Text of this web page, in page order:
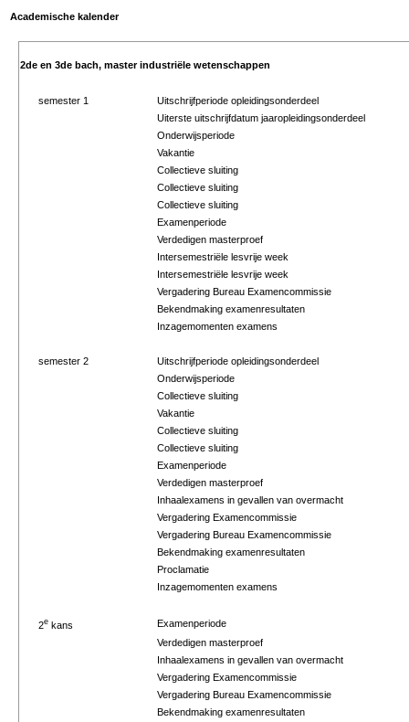
Academische kalender
2de en 3de bach, master industriële wetenschappen
semester 1
Uitschrijfperiode opleidingsonderdeel
Uiterste uitschrijfdatum jaaropleidingsonderdeel
Onderwijsperiode
Vakantie
Collectieve sluiting
Collectieve sluiting
Collectieve sluiting
Examenperiode
Verdedigen masterproef
Intersemestriële lesvrije week
Intersemestriële lesvrije week
Vergadering Bureau Examencommissie
Bekendmaking examenresultaten
Inzagemomenten examens
semester 2
Uitschrijfperiode opleidingsonderdeel
Onderwijsperiode
Collectieve sluiting
Vakantie
Collectieve sluiting
Collectieve sluiting
Examenperiode
Verdedigen masterproef
Inhaalexamens in gevallen van overmacht
Vergadering Examencommissie
Vergadering Bureau Examencommissie
Bekendmaking examenresultaten
Proclamatie
Inzagemomenten examens
2e kans
Examenperiode
Verdedigen masterproef
Inhaalexamens in gevallen van overmacht
Vergadering Examencommissie
Vergadering Bureau Examencommissie
Bekendmaking examenresultaten